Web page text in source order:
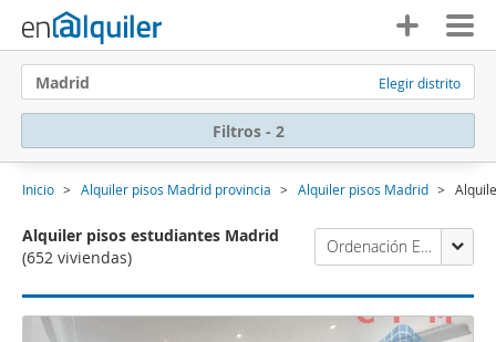
Madrid Elegir distrito
Filtros - 2
Inicio Alquiler pisos Madrid provincia Alquiler pisos Madrid
Alquiler pisos estudiantes Madrid
(652 viviendas)
Ordenación Enalquiler